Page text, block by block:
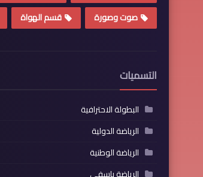
صوت وصورة
قسم الهواة
التسميات
البطولة الاحترافية
الرياضة الدولية
الرياضة الوطنية